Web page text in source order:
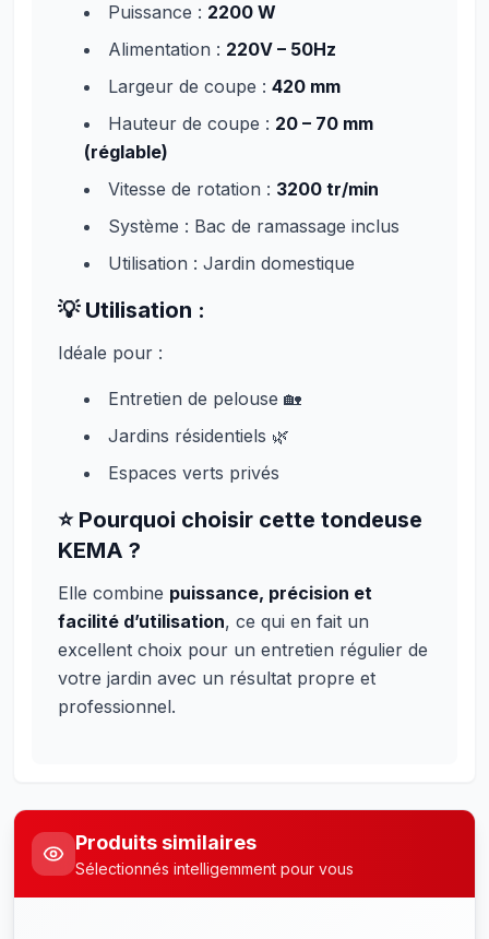
Puissance : 2200 W
Alimentation : 220V – 50Hz
Largeur de coupe : 420 mm
Hauteur de coupe : 20 – 70 mm
(réglable)
Vitesse de rotation : 3200 tr/min
Système : Bac de ramassage inclus
Utilisation : Jardin domestique
💡 Utilisation :
Idéale pour :
Entretien de pelouse 🏡
Jardins résidentiels 🌿
Espaces verts privés
⭐ Pourquoi choisir cette tondeuse
KEMA ?
Elle combine puissance, précision et
facilité d’utilisation, ce qui en fait un
excellent choix pour un entretien régulier de
votre jardin avec un résultat propre et
professionnel.
Produits similaires
Sélectionnés intelligemment pour vous